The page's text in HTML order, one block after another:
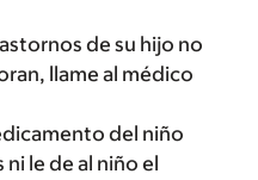
de su hijo no
llame al médico
del niño
le de al niño el